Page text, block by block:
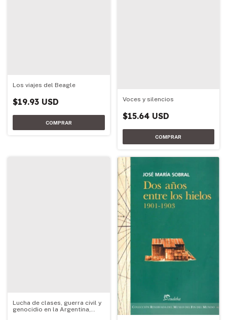
Los viajes del Beagle
$19.93 USD Voces y silencios
$15.64 USD
Lucha de clases, guerra civil y
genocidio en la Argentina,